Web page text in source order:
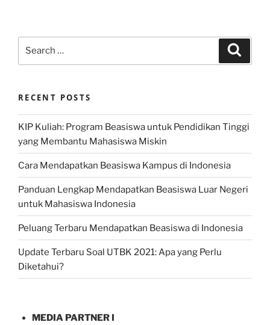
RECENT POSTS
KIP Kuliah: Program Beasiswa untuk Pendidikan Tinggi
yang Membantu Mahasiswa Miskin
Cara Mendapatkan Beasiswa Kampus di Indonesia
Panduan Lengkap Mendapatkan Beasiswa Luar Negeri
untuk Mahasiswa Indonesia
Peluang Terbaru Mendapatkan Beasiswa di Indonesia
Update Terbaru Soal UTBK 2021: Apa yang Perlu
Diketahui?
MEDIA PARTNER I